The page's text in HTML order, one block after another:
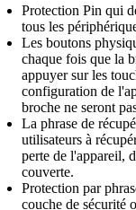
Protection Pin qui
tous les
Les boutons
chaque fois que la
appuyer sur les
configuration de
broche ne seront
La phrase de
utilisateurs à
perte de l'appareil,
couverte.
Protection par
couche de sécurité